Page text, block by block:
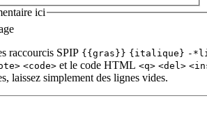
ici
raccourcis SPIP {{gras}} {italique} -
<code> et le code HTML <q> <del>
laissez simplement des lignes vides.